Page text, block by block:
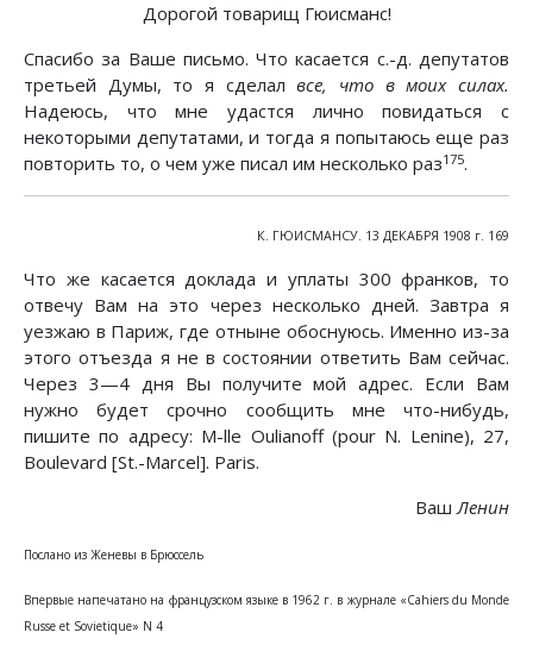
Дорогой товарищ Гюисманс!
Спасибо за Ваше письмо. Что касается с.-д. депутатов
третьей Думы, то я сделалвсе, что в моих силах.
Надеюсь, что мне удастся лично повидаться с
некоторыми депутатами, и тогда я попытаюсь еще раз
повторить то, о чем уже писал им несколько раз175.
К. ГЮИСМАНСУ. 13 ДЕКАБРЯ 1908 г. 169
Что же касается доклада и уплаты 300 франков, то
отвечу Вам на это через несколько дней. Завтра я
уезжаю в Париж, где отныне обоснуюсь. Именно из-за
этого отъезда я не в состоянии ответить Вам сейчас.
Через 3—4 дня Вы получите мой адрес. Если Вам
нужно будет срочно сообщить мне что-нибудь,
пишите по адресу: M-lle Oulianoff (pour N. Lenine), 27,
Boulevard [St.-Marcel]. Paris.
ВашЛенин
Послано из Женевы в Брюссель
Впервые напечатано на французском языке в 1962 г. в журнале «Cahiers du Monde
Russe et Sovietique» N 4